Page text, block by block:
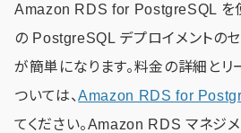
Amazon RDS for PostgreSQL を使
の PostgreSQL デプロイメントのセ
が簡単になります。料金の詳細と
ついては、Amazon RDS for
てください。Amazon RDS マネジメ